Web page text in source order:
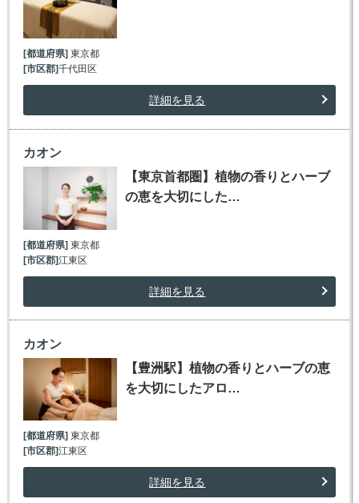
[都道府県]東京都
[市区郡]千代田区
詳細を見る
カオン
【東京首都圏】植物の香りとハーブ
の恵を大切にした…
[都道府県]東京都
[市区郡]江東区
詳細を見る
カオン
【豊洲駅】植物の香りとハーブの恵
を大切にしたアロ…
[都道府県] 東京都
[市区郡]江東区
詳細を見る